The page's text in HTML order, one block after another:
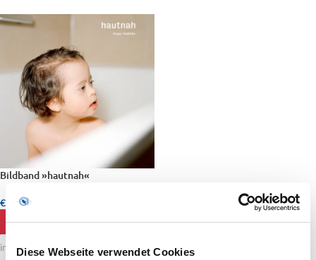
Diese Webseite verwendet Cookies
Bildband »hautnah«
€ 29,00
IN DEN WARENKORB
inkl. 19 % MwSt.